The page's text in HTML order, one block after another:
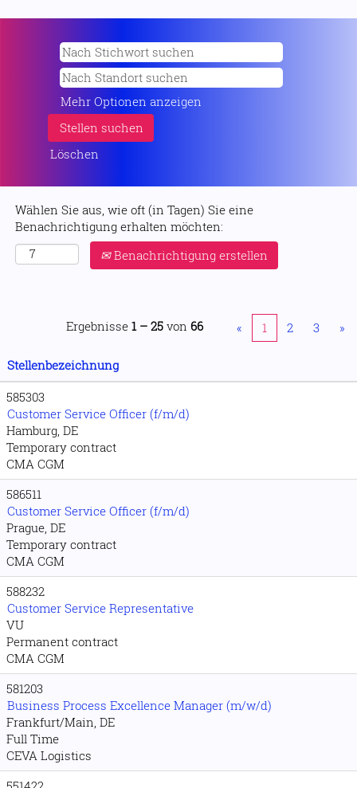
Mehr Optionen anzeigen
Löschen
Wählen Sie aus, wie oft (in Tagen) Sie eine
Benachrichtigung erhalten möchten:
Benachrichtigung erstellen
Ergebnisse 1 – 25 von 66 « 1 2 3 »
Stellenbezeichnung
585303
Customer Service Officer (f/m/d)
Hamburg, DE
Temporary contract
CMA CGM
586511
Customer Service Officer (f/m/d)
Prague, DE
Temporary contract
CMA CGM
588232
Customer Service Representative
VU
Permanent contract
CMA CGM
581203
Business Process Excellence Manager (m/w/d)
Frankfurt/Main, DE
Full Time
CEVA Logistics